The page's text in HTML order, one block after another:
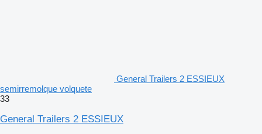
General Trailers 2 ESSIEUX
semirremolque volquete
33
General Trailers 2 ESSIEUX